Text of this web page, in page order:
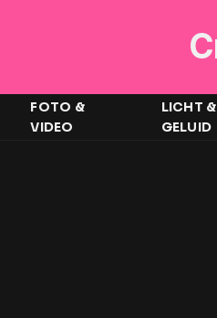
FOTO &
VIDEO
LICHT &
GELUID